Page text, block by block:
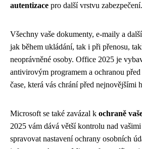
autentizace pro další vrstvu zabezpečení.
Všechny vaše dokumenty, e-maily a
jak během ukládání, tak i při přenosu,
neoprávněné osoby. Office 2025 je
antivirovým programem a ochranou
čase, která vás chrání před nejnovějšími
Microsoft se také zavázal k ochraně
2025 vám dává větší kontrolu nad
spravovat nastavení ochrany osobních